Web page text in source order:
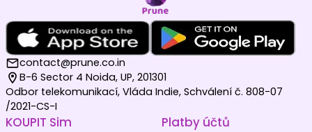
contact@prune.co.in
B-6 Sector 4 Noida, UP, 201301
Odbor telekomunikací, Vláda Indie, Schválení č. 808-07
/2021-CS-I
KOUPIT Sim Platby účtů